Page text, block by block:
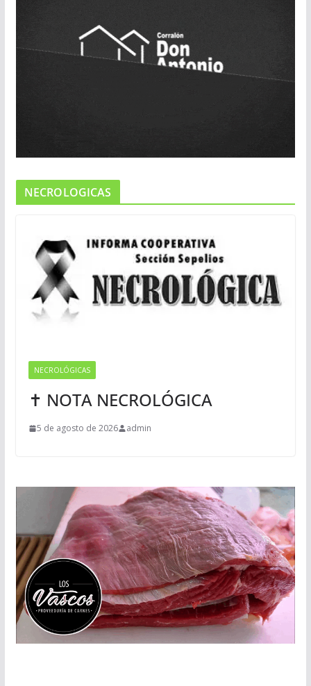
NECROLOGICAS
NECROLÓGICAS
✝ NOTA NECROLÓGICA
5 de agosto de 2026 admin